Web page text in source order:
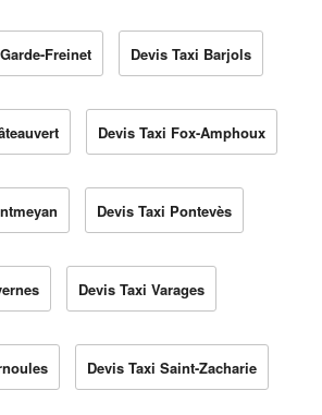
Freinet Devis Taxi Barjols
Devis Taxi Fox-Amphoux
Devis Taxi Pontevès
Devis Taxi Varages
Devis Taxi Saint-Zacharie